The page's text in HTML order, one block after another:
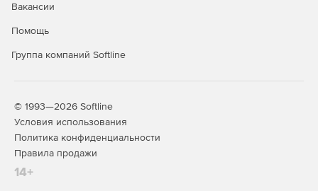
Вакансии
Помощь
Группа компаний Softline
© 1993—2026 Softline
Условия использования
Политика конфиденциальности
Правила продажи
14+